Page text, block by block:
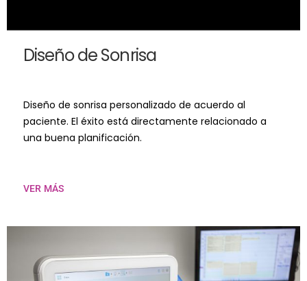
Diseño de Sonrisa
Diseño de sonrisa personalizado de acuerdo al
paciente. El éxito está directamente relacionado a
una buena planificación.
VER MÁS